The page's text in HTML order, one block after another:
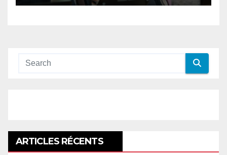
ARTICLES RÉCENTS